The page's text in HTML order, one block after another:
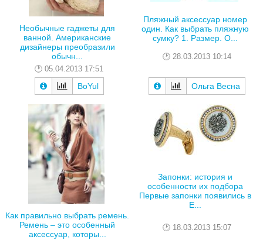
Необычные гаджеты для
ванной. Американские
дизайнеры преобразили
обычн...
05.04.2013 17:51
BoYul
Пляжный аксессуар номер
один. Как выбрать пляжную
сумку? 1. Размер. О...
28.03.2013 10:14
Ольга Весна
Как правильно выбрать ремень.
Ремень – это особенный
аксессуар, которы...
Запонки: история и
особенности их подбора
Первые запонки появились в
Е...
18.03.2013 15:07